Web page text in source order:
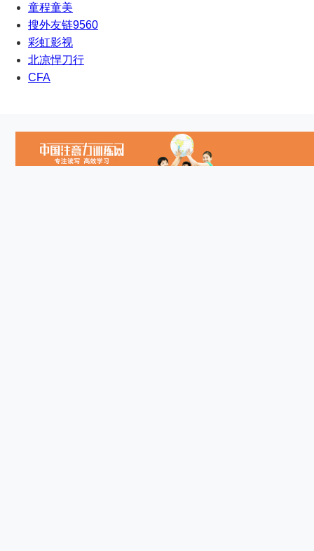
童程童美
搜外友链9560
彩虹影视
北凉悍刀行
CFA